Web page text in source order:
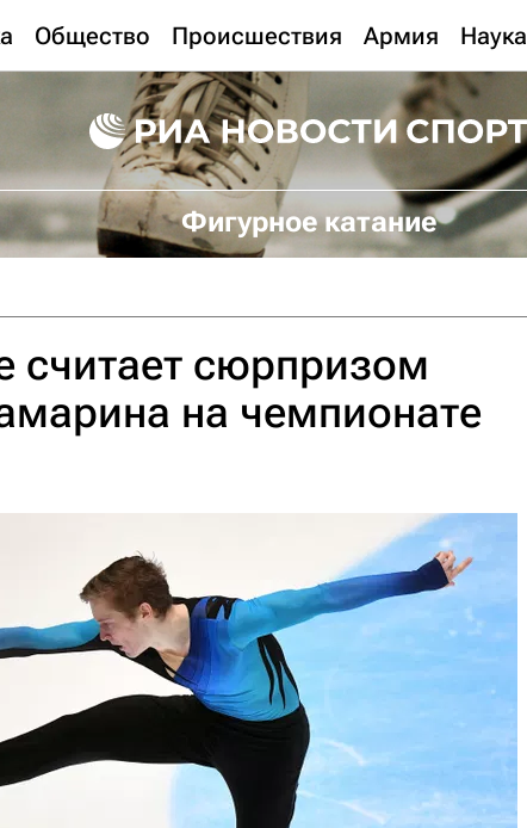
Общество Происшествия Армия Наука
Фигурное катание
считает сюрпризом
на чемпионате